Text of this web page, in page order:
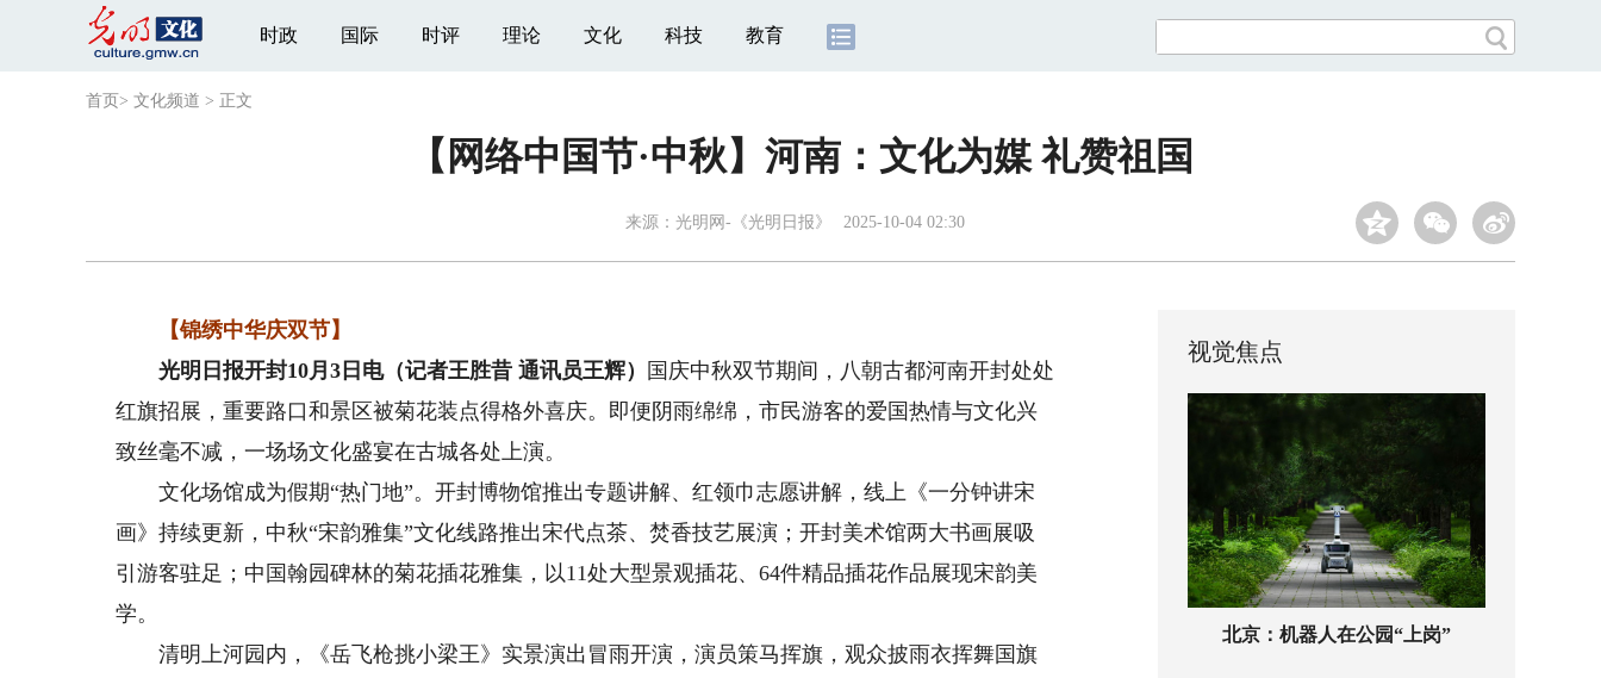
时政 国际 时评 理论 文化 科技 教育
首页 > 文化频道 > 正文
【网络中国节·中秋】河南：文化为媒 礼赞祖国
来源： 光明网-《光明日报》 2025-10-04 02:30
【锦绣中华庆双节】
光明日报开封10月3日电（记者王胜昔 通讯员王辉）
国庆中秋双节期间，八朝古都河南开封处处
红旗招展，重要路口和景区被菊花装点得格外喜庆。即便阴雨绵绵，市民游客的爱国热情与文化兴
致丝毫不减，一场场文化盛宴在古城各处上演。
文化场馆成为假期“热门地”。开封博物馆推出专题讲解、红领巾志愿讲解，线上《一分钟讲宋
画》持续更新，中秋“宋韵雅集”文化线路推出宋代点茶、焚香技艺展演；开封美术馆两大书画展吸
引游客驻足；中国翰园碑林的菊花插花雅集，以11处大型景观插花、64件精品插花作品展现宋韵美
学。
清明上河园内，《岳飞枪挑小梁王》实景演出冒雨开演，演员策马挥旗，观众披雨衣挥舞国旗
视觉焦点
北京：机器人在公园“上岗”